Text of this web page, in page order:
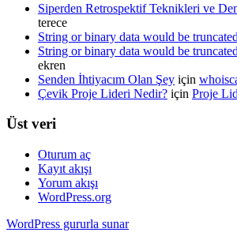
Siperden Retrospektif Teknikleri ve
terece
String or binary data would be
String or binary data would be
ekren
Senden İhtiyacım Olan Şey için
Çevik Proje Lideri Nedir? için Proje
Üst veri
Oturum aç
Kayıt akışı
Yorum akışı
WordPress.org
WordPress gururla sunar